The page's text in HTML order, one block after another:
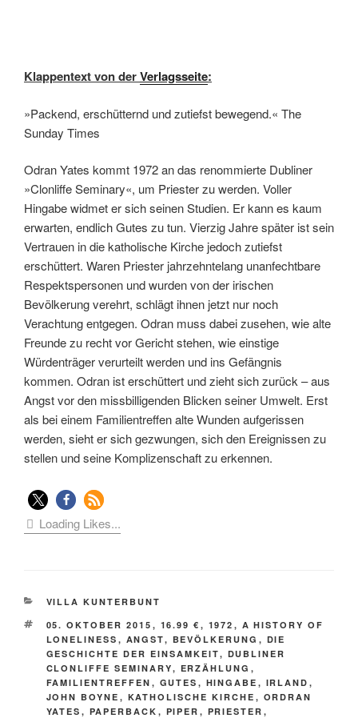
Klappentext von derVerlagsseite:
»Packend, erschütternd und zutiefst bewegend.« The
Sunday Times
Odran Yates kommt 1972 an das renommierte Dubliner
»Clonliffe Seminary«, um Priester zu werden. Voller
Hingabe widmet er sich seinen Studien. Er kann es kaum
erwarten, endlich Gutes zu tun. Vierzig Jahre später ist sein
Vertrauen in die katholische Kirche jedoch zutiefst
erschüttert. Waren Priester jahrzehntelang unanfechtbare
Respektspersonen und wurden von der irischen
Bevölkerung verehrt, schlägt ihnen jetzt nur noch
Verachtung entgegen. Odran muss dabei zusehen, wie alte
Freunde zu recht vor Gericht stehen, wie einstige
Würdenträger verurteilt werden und ins Gefängnis
kommen. Odran ist erschüttert und zieht sich zurück – aus
Angst vor den missbilligenden Blicken seiner Umwelt. Erst
als bei einem Familientreffen alte Wunden aufgerissen
werden, sieht er sich gezwungen, sich den Ereignissen zu
stellen und seine Komplizenschaft zu erkennen.
Loading Likes...
KATEGORIEN
VILLA KUNTERBUNT
SCHLAGWÖRTER
05. OKTOBER 2015 , 16.99 € , 1972 , A HISTORY OF
LONELINESS , ANGST, BEVÖLKERUNG , DIE
GESCHICHTE DER EINSAMKEIT, DUBLINER
CLONLIFFE SEMINARY, ERZÄHLUNG ,
FAMILIENTREFFEN , GUTES , HINGABE , IRLAND ,
JOHN BOYNE , KATHOLISCHE KIRCHE , ORDRAN
YATES , PAPERBACK , PIPER , PRIESTER ,